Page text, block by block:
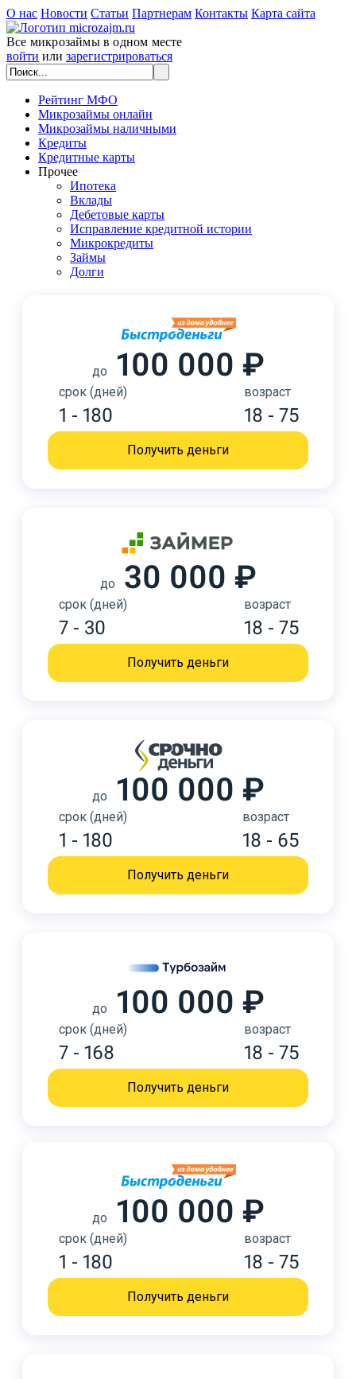
О нас Новости Статьи Партнерам Контакты Карта сайта
Все микрозаймы в одном месте
войти или зарегистрироваться
Рейтинг МФО
Микрозаймы онлайн
Микрозаймы наличными
Кредиты
Кредитные карты
Прочее
Ипотека
Вклады
Дебетовые карты
Исправление кредитной истории
Микрокредиты
Займы
Долги
до 100 000 ₽
срок (дней)
1 - 180
возраст
18 - 75
Получить деньги
до 30 000 ₽
срок (дней)
7 - 30
возраст
18 - 75
Получить деньги
до 100 000 ₽
срок (дней)
1 - 180
возраст
18 - 65
Получить деньги
до 100 000 ₽
срок (дней)
7 - 168
возраст
18 - 75
Получить деньги
до 100 000 ₽
срок (дней)
1 - 180
возраст
18 - 75
Получить деньги